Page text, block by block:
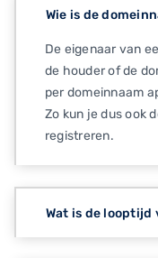
Wie is de
De eigenaar van
de houder of de
per domeinnaam
Zo kun je dus ook
registreren.
Wat is de looptijd